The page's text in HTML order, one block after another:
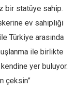
bir statüye sahip.
ev sahipliği
Türkiye arasında
ile birlikte
yer buluyor.
çeksin”